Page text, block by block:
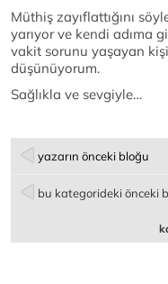
Müthiş zayıflattığını
yarıyor ve kendi adıma
vakit sorunu yaşayan
düşünüyorum.
Sağlıkla ve sevgiyle…
yazarın önceki bloğu
bu kategorideki önceki